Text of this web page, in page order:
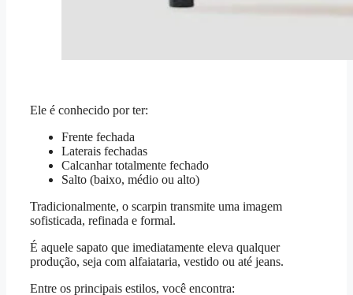
Ele é conhecido por ter:
Frente fechada
Laterais fechadas
Calcanhar totalmente fechado
Salto (baixo, médio ou alto)
Tradicionalmente, o scarpin transmite uma imagem
sofisticada, refinada e formal.
É aquele sapato que imediatamente eleva qualquer
produção, seja com alfaiataria, vestido ou até jeans.
Entre os principais estilos, você encontra: